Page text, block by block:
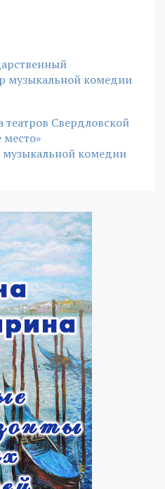
музыкальной комедии
Свердловской
место»
музыкальной комедии